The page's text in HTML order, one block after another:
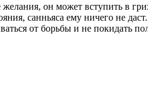
он может вступить в
санньяса ему ничего не
от борьбы и не покидать